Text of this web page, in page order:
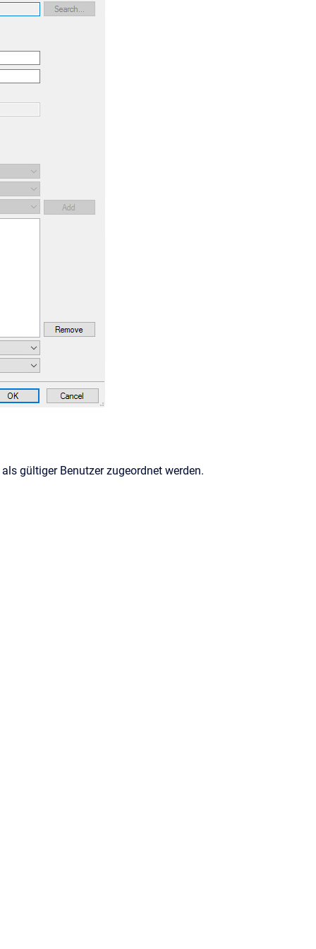
gültiger Benutzer zugeordnet werden.